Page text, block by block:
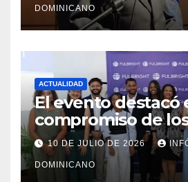
DOMINICANO
ACTUALIDAD
El evento destacó
compromiso de
el liderazgo, la
excelencia
más de ocho
10 DE JULIO DE 2026
DOMINICANO